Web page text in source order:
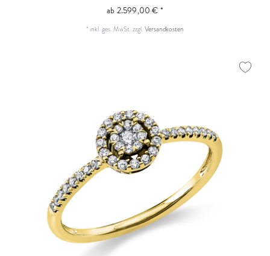
ab 2.599,00 € *
* inkl. ges. MwSt.zzgl.Versandkosten